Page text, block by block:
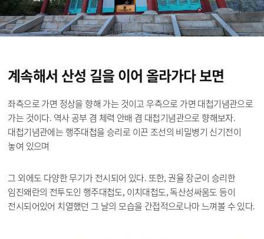
계속해서 산성 길을이어 올라가다 보면
좌측으로 가면 정상을 향해 가는 것이고 우측으로 가면 대첩기념관으로
가는 것이다. 역사 공부 겸 체력 안배 겸 대첩기념관으로 향해보자.
대첩기념관에는 행주대첩을 승리로 이끈 조선의 비밀병기 신기전이
놓여 있으며
그 외에도 다양한 무기가 전시되어 있다. 또한, 권율 장군이 승리한
임진왜란의 전투도인 행주대첩도, 이치대첩도, 독산성싸움도 등이
전시되어있어 치열했던 그 날의 모습을 간접적으로나마 느껴볼 수 있다.